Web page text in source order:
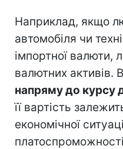
Наприклад, якщо
автомобіля чи
імпортної валюти,
валютних активів.
напряму до курсу
її вартість
економічної